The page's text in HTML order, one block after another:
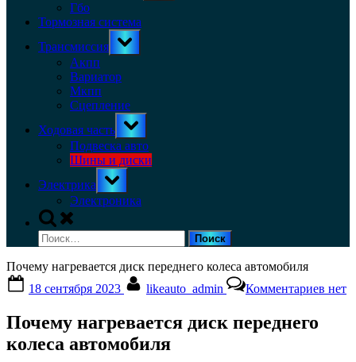
Гбо
Тормозная система
Трансмиссия
Toggle
sub-
Акпп
Вариатор
Мкпп
Сцепление
Ходовая часть
Toggle
sub-
menu
Подвеска авто
Шины и диски
Электрика
Toggle
sub-
menu
Электроника
Toggle
search
form
Найти:
Почему нагревается диск переднего колеса автомобиля
on
18 сентября 2023 likeauto_admin Комментариев нет
Почему нагревается диск переднего
колеса автомобиля